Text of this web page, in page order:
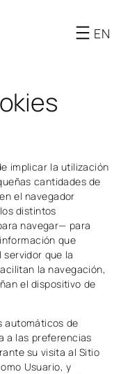
EN
implicar la utilización
cantidades de
el navegador
distintos
navegar— para
que
que la
la navegación,
el dispositivo de
automáticos de
a las preferencias
su visita al Sitio
Usuario, y